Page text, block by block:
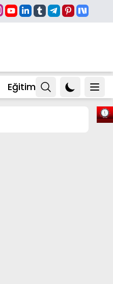
Eğitim